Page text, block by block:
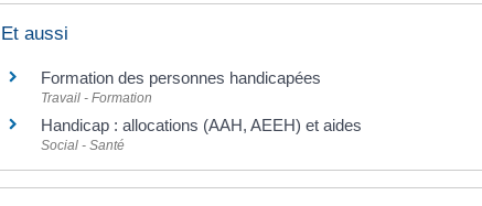
Et aussi
Formation des personnes handicapées
Travail - Formation
Handicap : allocations (AAH, AEEH) et aides
Social - Santé